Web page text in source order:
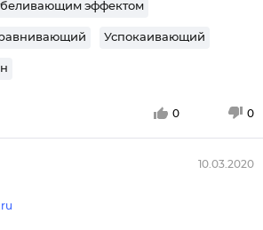
эффектом
Успокаивающий
0 0
10.03.2020